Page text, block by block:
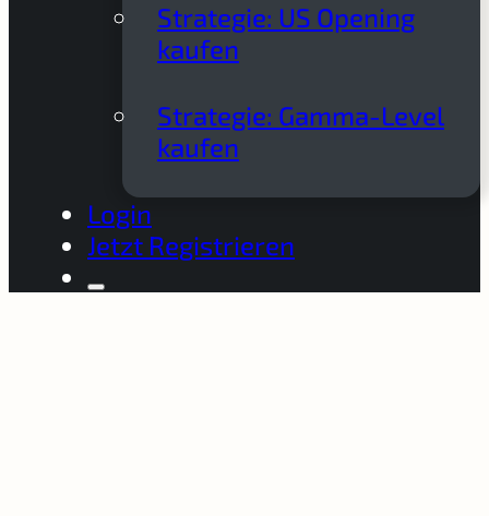
Strategie: US Opening
kaufen
Strategie: Gamma-Level
kaufen
Login
Jetzt Registrieren